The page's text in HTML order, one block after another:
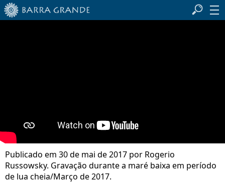
Publicado em 30 de mai de 2017 por Rogerio
Russowsky. Gravação durante a maré baixa em período
de lua cheia/Março de 2017.